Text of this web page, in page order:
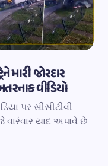
મારી જોરદાર
વીડિયો
પર સીસીટીવી
વારંવાર યાદ અપાવે છે